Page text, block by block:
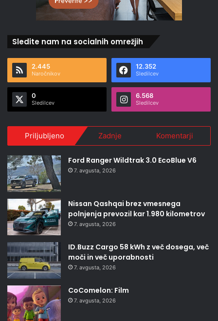
Sledite nam na socialnih omrežjih
2.445
Naročnikov
12.352
Sledilcev
0
Sledilcev
6.568
Sledilcev
Priljubljeno Zadnje Komentarji
Ford Ranger Wildtrak 3.0 EcoBlue V6
7. avgusta, 2026
Nissan Qashqai brez vmesnega
polnjenja prevozil kar 1.980 kilometrov
7. avgusta, 2026
ID.Buzz Cargo 58 kWh z več dosega, več
moči in več uporabnosti
7. avgusta, 2026
CoComelon: Film
7. avgusta, 2026